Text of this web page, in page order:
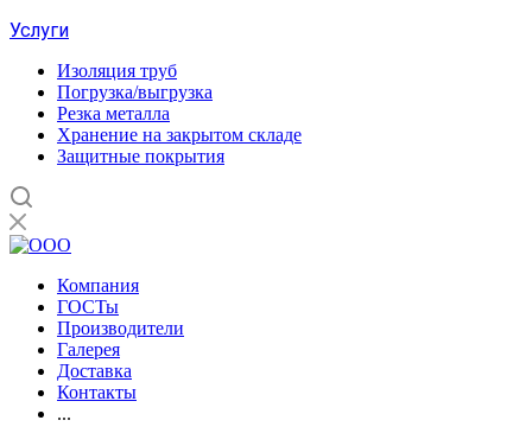
Услуги
Изоляция труб
Погрузка/выгрузка
Резка металла
Хранение на закрытом складе
Защитные покрытия
Компания
ГОСТы
Производители
Галерея
Доставка
Контакты
...